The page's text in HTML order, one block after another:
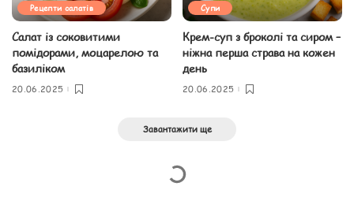
Рецепти салатів
Салат із соковитими
помідорами, моцарелою та
базиліком
20.06.2025
Супи
Крем-суп з броколі та сиром –
ніжна перша страва на кожен
день
20.06.2025
Завантажити ще